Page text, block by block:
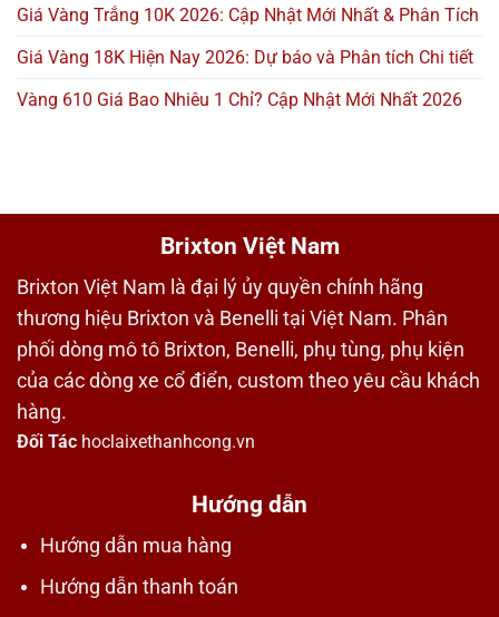
Giá Vàng Trắng 10K 2026: Cập Nhật Mới Nhất & Phân Tích
Giá Vàng 18K Hiện Nay 2026: Dự báo và Phân tích Chi tiết
Vàng 610 Giá Bao Nhiêu 1 Chỉ? Cập Nhật Mới Nhất 2026
Brixton Việt Nam
Brixton Việt Nam là đại lý ủy quyền chính hãng
thương hiệu Brixton và Benelli tại Việt Nam. Phân
phối dòng mô tô Brixton, Benelli, phụ tùng, phụ kiện
của các dòng xe cổ điển, custom theo yêu cầu khách
hàng.
Đối Tác hoclaixethanhcong.vn
Hướng dẫn
Hướng dẫn mua hàng
Hướng dẫn thanh toán